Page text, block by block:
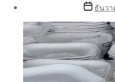
By
Aea
Postธันวา